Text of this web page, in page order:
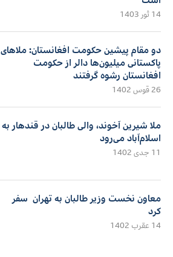
14 ثور 1403
دو مقام پیشین حکومت افغانستان: ملاهای
پاکستانی میلیون‌ها دالر از حکومت
افغانستان رشوه گرفتند
26 قوس 1402
ملا شیرین آخوند، والی طالبان در قندهار به
اسلام‌آباد می‌رود
11 جدی 1402
معاون نخست وزیر طالبان به تهران سفر
کرد
14 عقرب 1402